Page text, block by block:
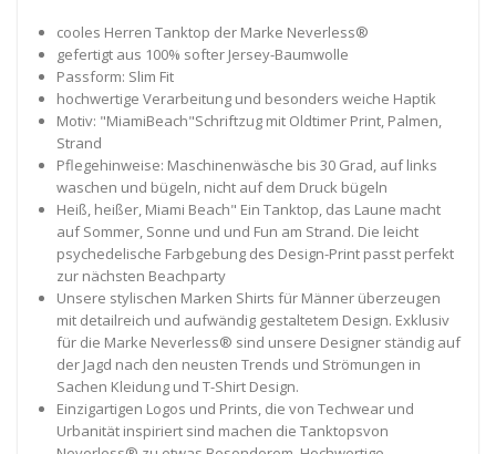
cooles Herren Tanktop der Marke Neverless®
gefertigt aus 100% softer Jersey-Baumwolle
Passform: Slim Fit
hochwertige Verarbeitung und besonders weiche Haptik
Motiv: "MiamiBeach"Schriftzug mit Oldtimer Print, Palmen,
Strand
Pflegehinweise: Maschinenwäsche bis 30 Grad, auf links
waschen und bügeln, nicht auf dem Druck bügeln
Heiß, heißer, Miami Beach" Ein Tanktop, das Laune macht
auf Sommer, Sonne und und Fun am Strand. Die leicht
psychedelische Farbgebung des Design-Print passt perfekt
zur nächsten Beachparty
Unsere stylischen Marken Shirts für Männer überzeugen
mit detailreich und aufwändig gestaltetem Design. Exklusiv
für die Marke Neverless® sind unsere Designer ständig auf
der Jagd nach den neusten Trends und Strömungen in
Sachen Kleidung und T-Shirt Design.
Einzigartigen Logos und Prints, die von Techwear und
Urbanität inspiriert sind machen die Tanktopsvon